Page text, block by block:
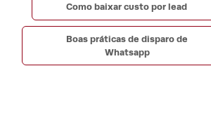
Como baixar custo por lead
Boas práticas de disparo de
Whatsapp